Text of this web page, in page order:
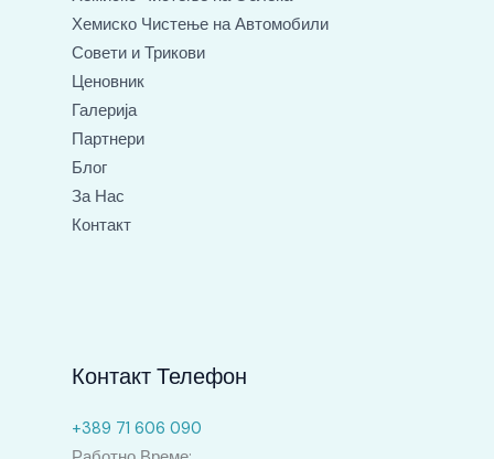
Хемиско Чистење на Автомобили
Совети и Трикови
Ценовник
Галерија
Партнери
Блог
За Нас
Контакт
Контакт Телефон
+389 71 606 090